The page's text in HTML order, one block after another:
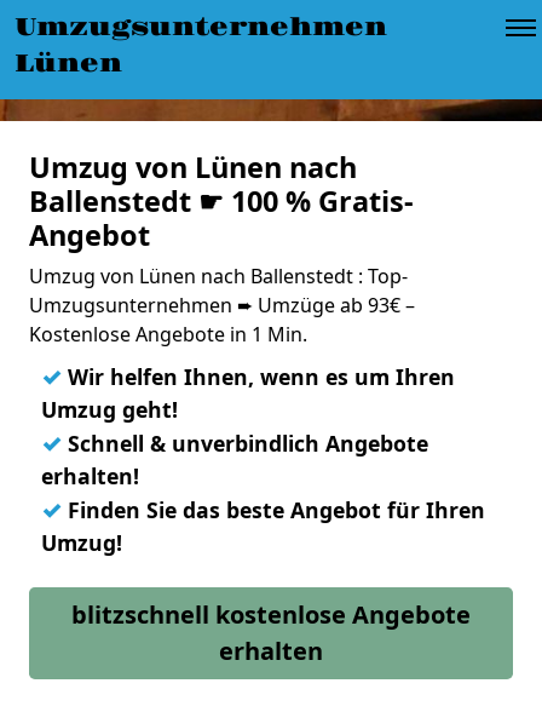
Umzugsunternehmen
Lünen
Umzug von Lünen nach
Ballenstedt ☛ 100 % Gratis-
Angebot
Umzug von Lünen nach Ballenstedt : Top-
Umzugsunternehmen ➨ Umzüge ab 93€ –
Kostenlose Angebote in 1 Min.
✓ Wir helfen Ihnen, wenn es um Ihren
Umzug geht!
✓ Schnell & unverbindlich Angebote
erhalten!
✓ Finden Sie das beste Angebot für Ihren
Umzug!
blitzschnell kostenlose Angebote
erhalten